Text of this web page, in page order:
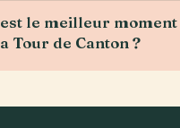
le meilleur
Tour de Canton ?